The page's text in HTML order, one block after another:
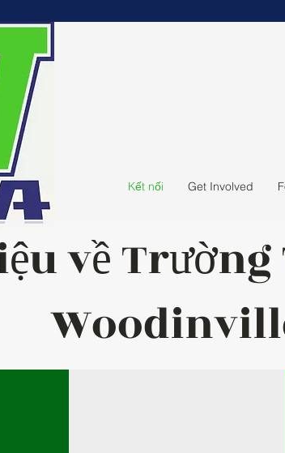
Kết nối Get Involved
về